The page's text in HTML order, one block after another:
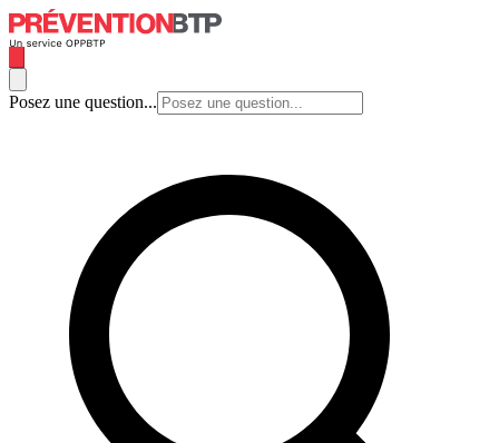
Posez une question...